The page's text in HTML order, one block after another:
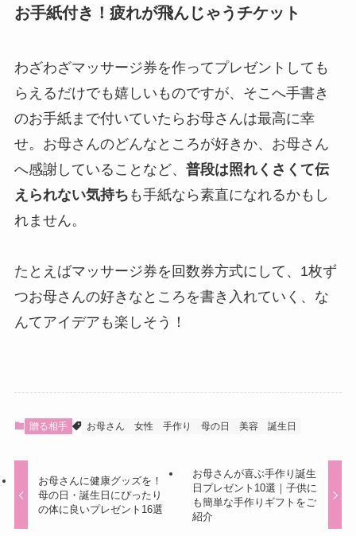
お手紙付き！疲れが飛んじゃうチケット
わざわざマッサージ券を作ってプレゼントしても
らえるだけでも嬉しいものですが、そこへ手書き
のお手紙まで付いていたらお母さんは最高に幸
せ。お母さんのどんなところが好きか、お母さん
へ感謝していることなど、 普段は照れくさくて伝
えられない気持ち も手紙なら素直になれるかもし
れません。
たとえばマッサージ券を回数券方式にして、1枚ず
つお母さんの好きなところを書き入れていく、な
んてアイデアも楽しそう！
贈る相手 お母さん 女性 手作り 母の日 美容 誕生日
お母さんに健康グッズを！
母の日・誕生日にぴったり
の体に良いプレゼント16選
お母さんが喜ぶ手作り誕生
日プレゼント10選｜子供に
も簡単な手作りギフトをご
紹介